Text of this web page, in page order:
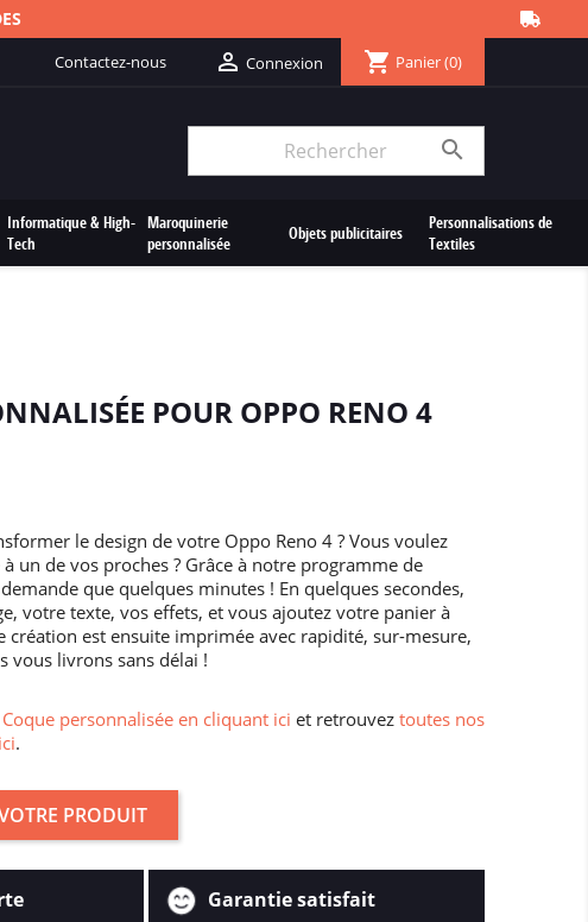
Contactez-nous  Connexion shopping_cart Panier(0)

Informatique & High-
Tech
Maroquinerie
personnalisée
Objets publicitaires
Personnalisations de
Textiles
POUR OPPO RENO 4
le design de votre Oppo Reno 4 ? Vous voulez
un de vos proches ? Grâce à notre programme de
que quelques minutes ! En quelques secondes,
votre texte, vos effets, et vous ajoutez votre panier à
création est ensuite imprimée avec rapidité, sur-mesure,
vous livrons sans délai !
Coque personnalisée en cliquant ici et retrouvez toutes nos
.
PRODUIT
Garantie satisfait